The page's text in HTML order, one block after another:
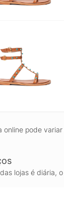
online pode
lojas é diária,